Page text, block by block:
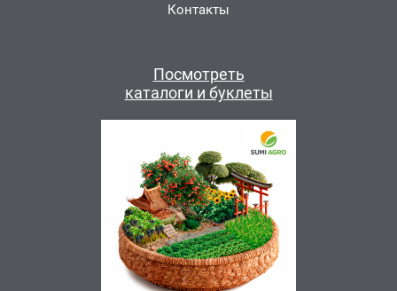
Посмотреть
каталоги и буклеты
Контакты